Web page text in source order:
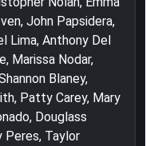
John Papsidera,
Lima, Anthony Del
Marissa Nodar,
Blaney,
Patty Carey, Mary
Douglass
Peres, Taylor